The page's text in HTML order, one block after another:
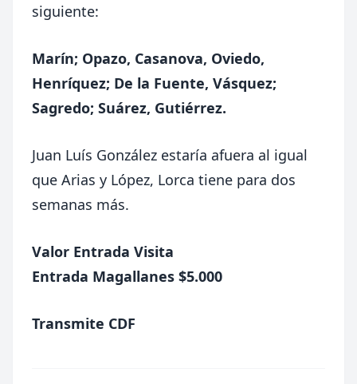
siguiente:
Marín; Opazo, Casanova, Oviedo,
Henríquez; De la Fuente, Vásquez;
Sagredo; Suárez, Gutiérrez.
Juan Luís González estaría afuera al igual
que Arias y López, Lorca tiene para dos
semanas más.
Valor Entrada Visita
Entrada Magallanes $5.000
Transmite CDF